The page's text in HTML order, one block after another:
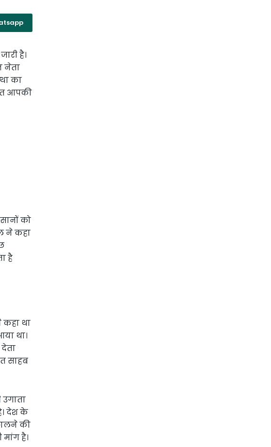
है।
नेता
का
आपकी
को
ने कहा
है
कहा था
था।
साहब
देश के
की
है।